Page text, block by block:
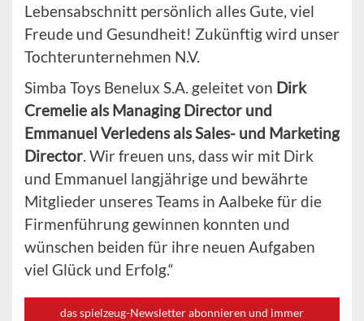
Lebensabschnitt persönlich alles Gute, viel
Freude und Gesundheit! Zukünftig wird unser
Tochterunternehmen N.V.
Simba Toys Benelux S.A. geleitet von Dirk
Cremelie als Managing Director und
Emmanuel Verledens als Sales- und Marketing
Director. Wir freuen uns, dass wir mit Dirk
und Emmanuel langjährige und bewährte
Mitglieder unseres Teams in Aalbeke für die
Firmenführung gewinnen konnten und
wünschen beiden für ihre neuen Aufgaben
viel Glück und Erfolg.“
das spielzeug-Newsletter abonnieren und immer